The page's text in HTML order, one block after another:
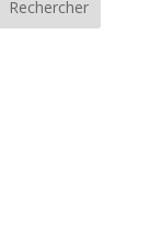
Rechercher